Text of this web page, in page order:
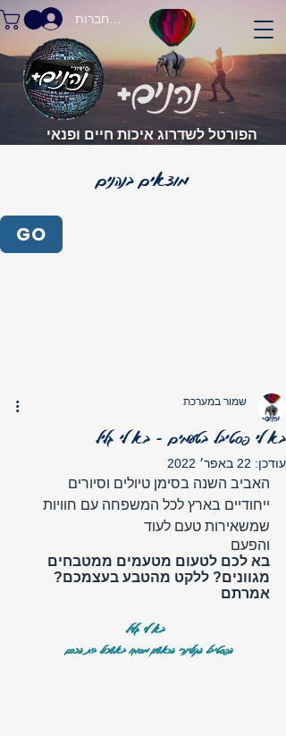
הפורטל לשדרוג איכות חיים ופנאי
התחברות
GO
בא לי פסטיבל בטעמים - בא לי גליל
שמור במערכת
עודכן: 22 באפר׳ 2022
האביב השנה בסימן טיולים וסיורים
ייחודיים בארץ לכל המשפחה עם חוויות
שמשאירות טעם לעוד
והפעם
בא לכם לטעום מטעמים ממטבחים
מגוונים? ללקט מהטבע בעצמכם?
אמרתם
בא לי גליל
הפסטיבל הקולינרי הראשון מסוגו באשכול בית הכרם